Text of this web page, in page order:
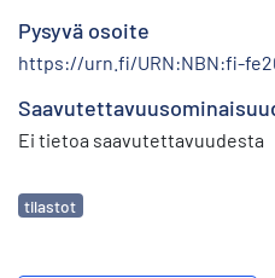
Pysyvä osoite
https://urn.fi/URN:NBN:fi-
Ei tietoa saavutettavuudesta
Avainsanat
tilastot